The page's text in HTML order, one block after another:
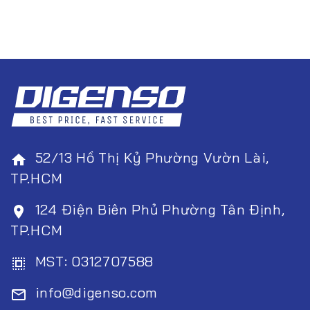
home 52/13 Hồ Thị Kỷ Phường Vườn Lài,
TP.HCM
room
124 Điện Biên Phủ Phường Tân Định,
TP.HCM
select_all MST: 0312707588
mail_outline info@digenso.com